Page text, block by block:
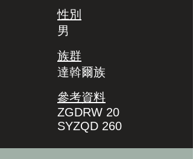
性別
男
族群
達斡爾族
參考資料
ZGDRW 20
SYZQD 260